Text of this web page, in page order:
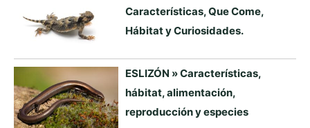
Características, Que Come,
Hábitat y Curiosidades.
ESLIZÓN » Características,
hábitat, alimentación,
reproducción y especies